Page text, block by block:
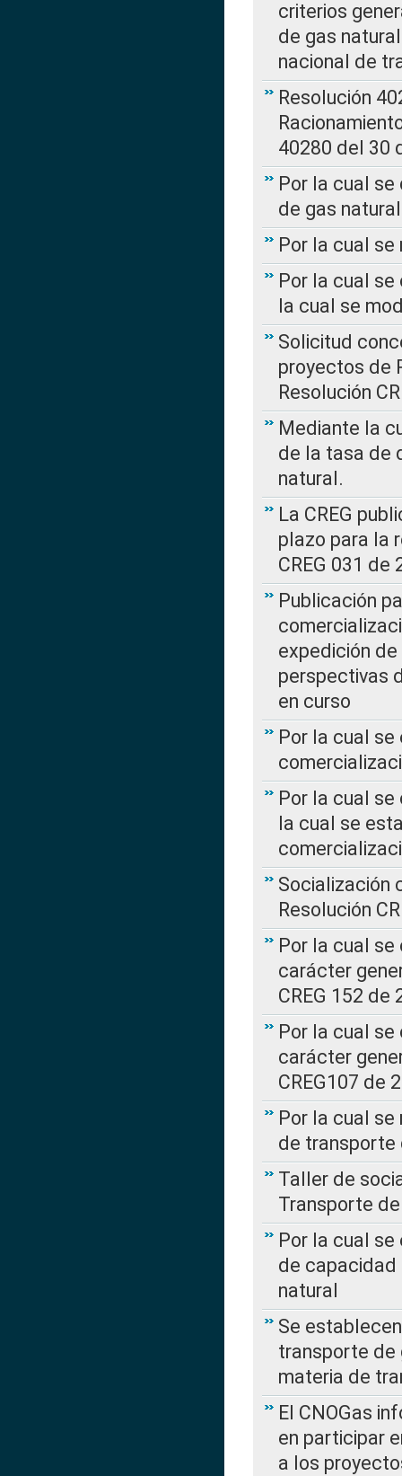
criterios
de gas
nacional de
Resolución
40280 del 30
Por la cual
de gas natural
Por la cual se
Por la cual se
la cual se
Solicitud
proyectos de
Resolución
Mediante la
de la tasa de
natural.
La CREG
plazo para la
CREG 031 de
Publicación
expedición de
perspectivas
en curso
Por la cual
Por la cual se
la cual se
Socialización
Resolución
Por la cual
carácter
CREG 152 de
Por la cual
carácter
CREG107 de
Por la cual
de transporte
Taller de
Transporte
Por la cual
de capacidad
natural
Se
transporte de
materia de
El CNOGas
en participar
a los